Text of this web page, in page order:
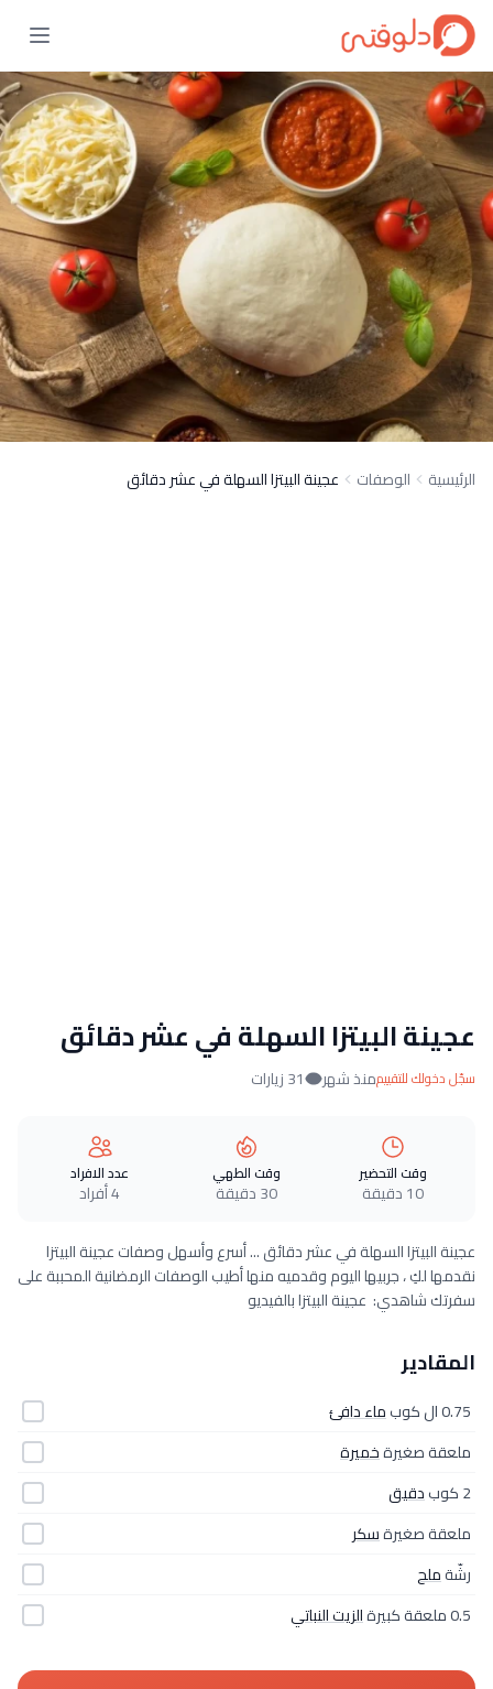
الرئيسية الوصفات عجينة البيتزا السهلة في عشر دقائق
عجينة البيتزا السهلة في عشر دقائق
سجّل دخولك للتقييممنذ شهر 31 زيارات
وقت التحضير
10 دقيقة
وقت الطهي
30 دقيقة
عدد الافراد
4 أفراد
عجينة البيتزا السهلة في عشر دقائق ... أسرع وأسهل وصفات عجينة البيتزا
نقدمها لكِ ، جربيها اليوم وقدميه منها أطيب الوصفات الرمضانية المحببة على
سفرتك شاهدي: عجينة البيتزا بالفيديو
المقادير
0.75 ال كوب
ماء دافئ
ملعقة صغيرةخميرة
2 كوب
دقيق
ملعقة صغيرةسكر
رشّةملح
0.5 ملعقة كبيرة
الزيت النباتي